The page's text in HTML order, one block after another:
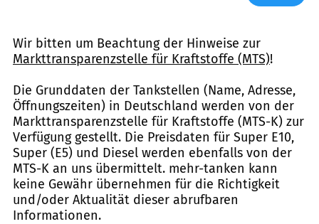
Wir bitten um Beachtung der Hinweise zur
Markttransparenzstelle für Kraftstoffe (MTS)!
Die Grunddaten der Tankstellen (Name, Adresse,
Öffnungszeiten) in Deutschland werden von der
Markttransparenzstelle für Kraftstoffe (MTS-K) zur
Verfügung gestellt. Die Preisdaten für Super E10,
Super (E5) und Diesel werden ebenfalls von der
MTS-K an uns übermittelt. mehr-tanken kann
keine Gewähr übernehmen für die Richtigkeit
und/oder Aktualität dieser abrufbaren
Informationen.